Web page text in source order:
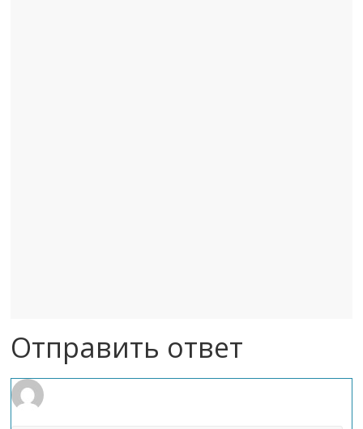
Отправить ответ